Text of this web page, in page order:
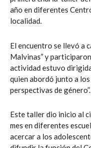
año en diferentes
localidad.
El encuentro se llevó a
Malvinas” y
actividad estuvo
quien abordó junto a
perspectivas de género”.
Este taller dio inicio al
mes en diferentes
acercar a los